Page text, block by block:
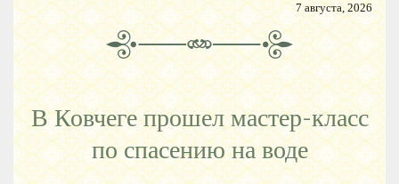
7 августа, 2026
В Ковчеге прошел мастер-класс
по спасению на воде